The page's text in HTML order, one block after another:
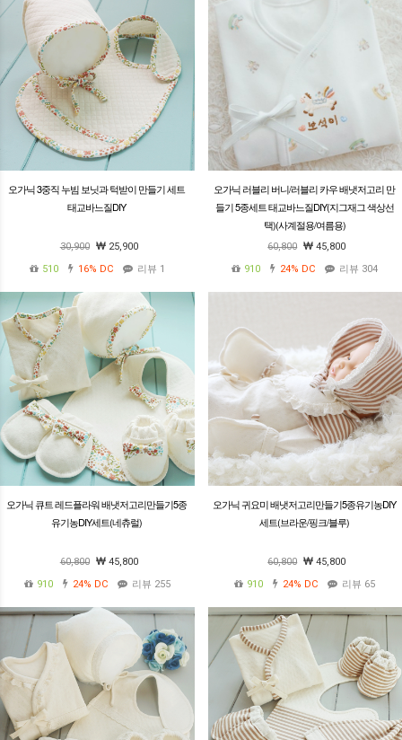
오가닉 3중직 누빔 보닛과 턱받이 만들기 세트
태교바느질DIY
30,900
25,900
510
16% DC 리뷰 1
오가닉 러블리 버니/러블리 카우 배냇저고리 만
들기 5종세트 태교바느질DIY(지그재그 색상선
택)(사계절용/여름용)
60,800
45,800
910
24% DC 리뷰 304
오가닉 큐트 레드플라워 배냇저고리만들기5종
유기농DIY세트(네츄럴)
60,800
45,800
910
24% DC 리뷰 255
오가닉 귀요미 배냇저고리만들기5종유기농DIY
세트(브라운/핑크/블루)
60,800
45,800
910
24% DC 리뷰 65